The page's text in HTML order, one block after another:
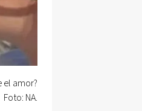
el amor?
Foto: NA.